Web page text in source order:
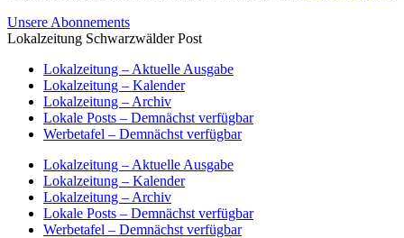
Unsere Abonnements
Lokalzeitung Schwarzwälder Post
Lokalzeitung – Aktuelle Ausgabe
Lokalzeitung – Kalender
Lokalzeitung – Archiv
Lokale Posts – Demnächst verfügbar
Werbetafel – Demnächst verfügbar
Lokalzeitung – Aktuelle Ausgabe
Lokalzeitung – Kalender
Lokalzeitung – Archiv
Lokale Posts – Demnächst verfügbar
Werbetafel – Demnächst verfügbar